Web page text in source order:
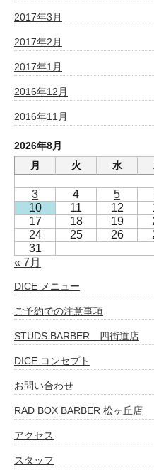
2017年3月
2017年2月
2017年1月
2016年12月
2016年11月
2026年8月
月
火 水
3
4 5
10
11 12
17
18 19
24
25 26
31
« 7月
DICE メニュー
ご予約での注意事項
STUDS BARBER 四街道店
DICE コンセプト
お問い合わせ
RAD BOX BARBER 松ヶ丘店
アクセス
スタッフ